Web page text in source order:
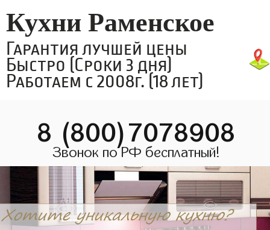
Кухни Раменское
Гарантия лучшей цены
Быстро (Сроки 3 дня)
Работаем с 2008г. (18 лет)
8 (800)7078908
Звонок по РФ бесплатный!